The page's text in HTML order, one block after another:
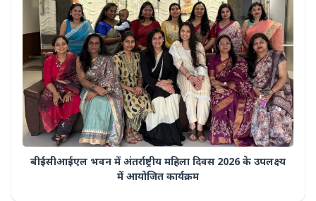
बीईसीआईएल भवन में अंतर्राष्ट्रीय महिला दिवस 2026 के उपलक्ष्य
में आयोजित कार्यक्रम